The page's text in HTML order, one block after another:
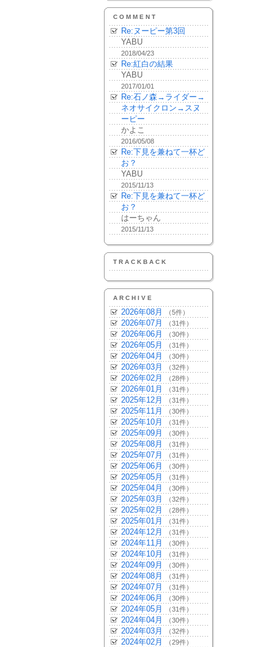
COMMENT
Re:ヌーピー第3回
YABU
2018/04/23
Re:紅白の結果
YABU
2017/01/01
Re:石ノ森→ライダー→
ネオサイクロン→スヌ
ーピー
かよこ
2016/05/08
Re:下見を兼ねて一杯ど
お？
YABU
2015/11/13
Re:下見を兼ねて一杯ど
お？
はーちゃん
2015/11/13
TRACKBACK
ARCHIVE
2026年08月 （5件）
2026年07月 （31件）
2026年06月 （30件）
2026年05月 （31件）
2026年04月 （30件）
2026年03月 （32件）
2026年02月 （28件）
2026年01月 （31件）
2025年12月 （31件）
2025年11月 （30件）
2025年10月 （31件）
2025年09月 （30件）
2025年08月 （31件）
2025年07月 （31件）
2025年06月 （30件）
2025年05月 （31件）
2025年04月 （30件）
2025年03月 （32件）
2025年02月 （28件）
2025年01月 （31件）
2024年12月 （31件）
2024年11月 （30件）
2024年10月 （31件）
2024年09月 （30件）
2024年08月 （31件）
2024年07月 （31件）
2024年06月 （30件）
2024年05月 （31件）
2024年04月 （30件）
2024年03月 （32件）
2024年02月 （29件）